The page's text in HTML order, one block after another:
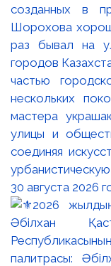
созданных в
Шорохова
раз бывал на
городов
частью
нескольких
мастера
улицы и
соединяя
30 августа 2026